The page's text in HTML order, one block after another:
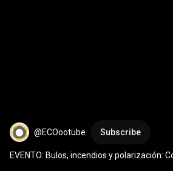
@ECOootube Subscribe
EVENTO: Bulos, incendios y polarización: